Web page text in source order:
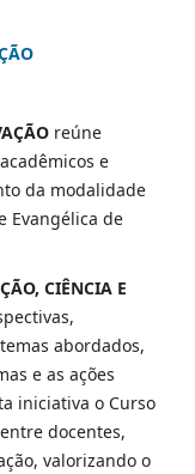
reúne
e
da modalidade
Evangélica de
CIÊNCIA E
abordados,
e as ações
iniciativa o Curso
docentes,
valorizando o